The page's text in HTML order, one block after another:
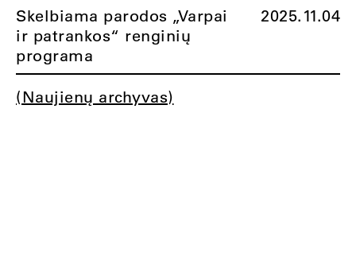
Skelbiama parodos „Varpai
ir patrankos“ renginių
programa
2025.11.04
(Naujienų archyvas)